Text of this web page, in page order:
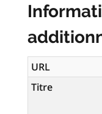
URL
Titre